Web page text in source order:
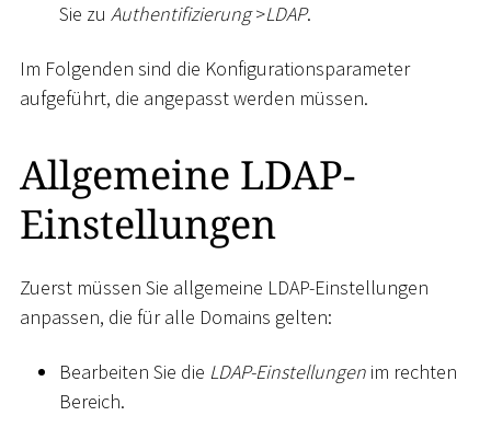
Sie zu Authentifizierung >LDAP.
Im Folgenden sind die Konfigurationsparameter
aufgeführt, die angepasst werden müssen.
Allgemeine LDAP-
Einstellungen
Zuerst müssen Sie allgemeine LDAP-Einstellungen
anpassen, die für alle Domains gelten:
Bearbeiten Sie die LDAP-Einstellungen im rechten
Bereich.